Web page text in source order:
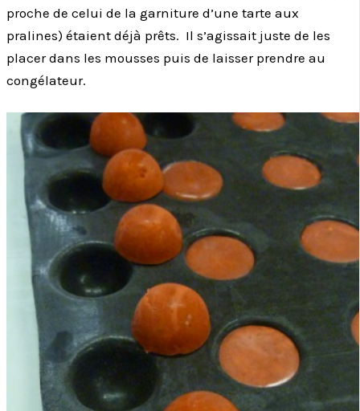
proche de celui de la garniture d’une tarte aux
pralines) étaient déjà prêts. Il s’agissait juste de les
placer dans les mousses puis de laisser prendre au
congélateur.